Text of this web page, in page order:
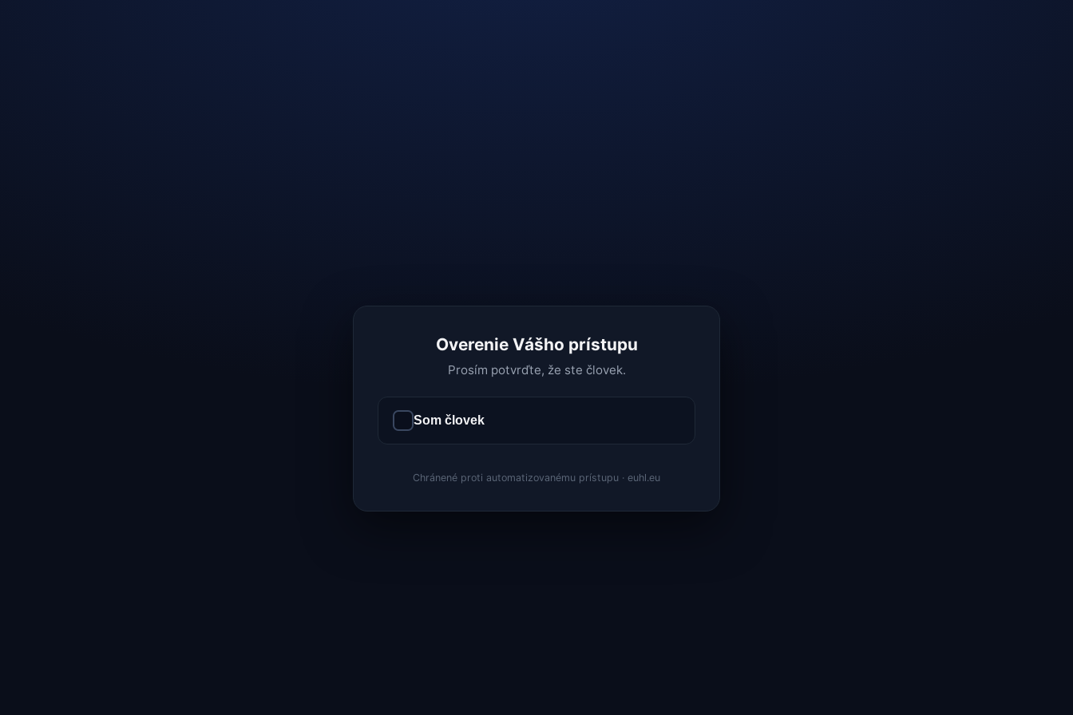
Overenie Vášho prístupu
Prosím potvrďte, že ste človek.
Som človek
Chránené proti automatizovanému prístupu · euhl.eu